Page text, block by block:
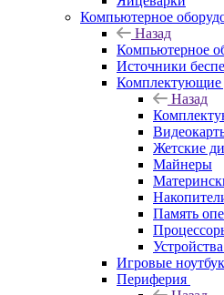
Компьютерное
Назад
Компьютерное
Источники
Комплектующие
Назад
Жетские
Майнеры
Память
Игровые
Периферия